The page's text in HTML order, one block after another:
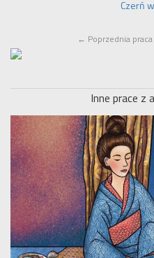
Czerń
← Poprzednia praca
Inne prace z